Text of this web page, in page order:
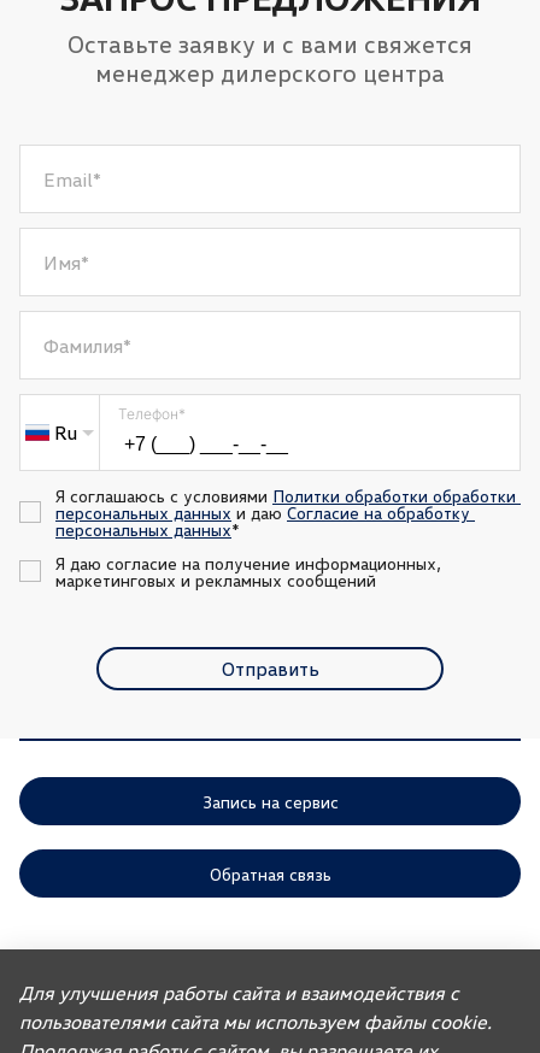
Оставьте заявку и с вами свяжется
менеджер дилерского центра
Email*
Имя*
Фамилия*
Ru
Телефон*
Я соглашаюсь с условиями Политки обработки обработки
персональных данных и даю Согласие на обработку
персональных данных*
Я даю согласие на получение информационных,
маркетинговых и рекламных сообщений
Отправить
Запись на сервис
Обратная связь
предусмотренных законодательством РФ, по удовлетворению
требований покупателей автомобилей, ранее изготовленных или
импортированных ООО «ФОЛЬКСВАГЕН Груп Рус». Учитывая это, ООО
«АГР» не несет ответственности за качество автомобилей,
Для улучшения работы сайта и взаимодействия с
пользователями сайта мы используем файлы cookie.